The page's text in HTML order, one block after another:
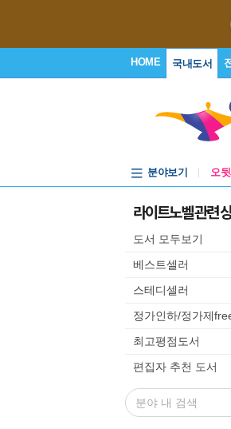
HOME 국내도서
분야보기 오
라이트노벨 관련
도서 모두보기
베스트셀러
스테디셀러
정가인하/정가제
최고평점도서
편집자 추천 도서